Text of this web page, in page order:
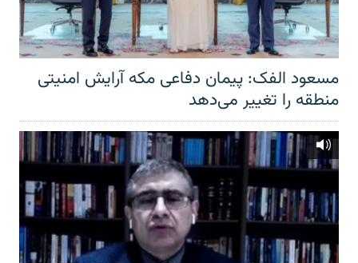
مسعود الفک: پیمان دفاعی مکه آرایش امنیتی
منطقه را تغییر می‌دهد